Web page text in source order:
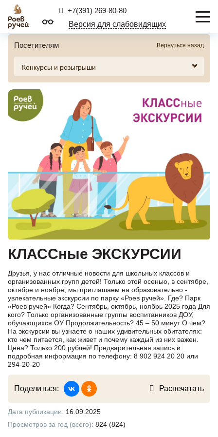
+7(391) 269-80-80
Версия для слабовидящих
КЛАССные ЭКСКУРСИИ
Друзья, у нас отличные новости для школьных классов и
организованных групп детей! Только этой осенью, в сентябре,
октябре и ноябре, мы приглашаем на образовательно -
увлекательные экскурсии по парку «Роев ручей». Где? Парк
«Роев ручей» Когда? Сентябрь, октябрь, ноябрь 2025 года Для
кого? Только организованные группы воспитанников ДОУ,
обучающихся ОУ Продолжительность? 45 – 50 минут О чем?
На экскурсии вы узнаете о наших удивительных обитателях:
кто чем питается, как живет и почему каждый из них важен.
Цена? Только 200 рублей! Предварительная запись и
подробная информация по телефону: 8 902 924 20 20 или
294-20-20
Поделиться: Распечатать
Дата публикации: 16.09.2025
Просмотров за год (всего): 824 (824)
Посетителям Вернуться назад